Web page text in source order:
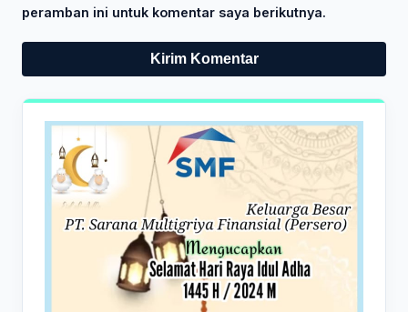
peramban ini untuk komentar saya berikutnya.